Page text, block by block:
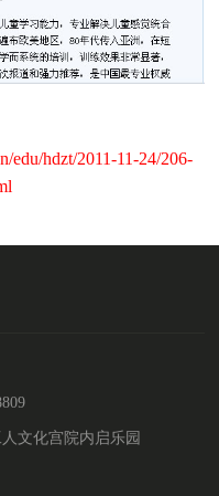
edu/hdzt/2011-11-24/206-
文化宫院内启乐园